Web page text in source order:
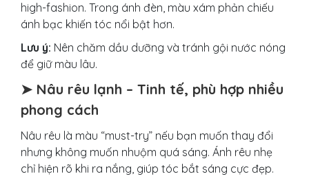
high-fashion. Trong ánh đèn, màu xám phản chiếu
ánh bạc khiến tóc nổi bật hơn.
Lưu ý: Nên chăm dầu dưỡng và tránh gội nước nóng
để giữ màu lâu.
➤ Nâu rêu lạnh – Tinh tế, phù hợp nhiều
phong cách
Nâu rêu là màu “must-try” nếu bạn muốn thay đổi
nhưng không muốn nhuộm quá sáng. Ánh rêu nhẹ
chỉ hiện rõ khi ra nắng, giúp tóc bắt sáng cực đẹp.